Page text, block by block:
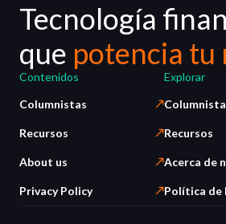
Tecnología
que potencia tu
Contenidos
Columnistas
Recursos
About us
Privacy Policy
Explorar
Recursos
Acerca de
Política de